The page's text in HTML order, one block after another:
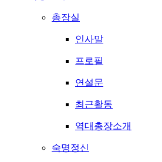
총장실
인사말
프로필
연설문
최근활동
역대총장소개
숙명정신